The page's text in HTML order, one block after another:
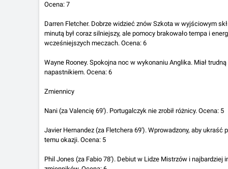
Ocena: 7
Darren Fletcher. Dobrze widzieć znów Szkota w wyjściowym
minutą był coraz silniejszy, ale pomocy brakowało tempa i
wcześniejszych meczach. Ocena: 6
Wayne Rooney. Spokojna noc w wykonaniu Anglika. Miał
napastnikiem. Ocena: 6
Zmiennicy
Nani (za Valencię 69'). Portugalczyk nie zrobił różnicy. Ocena: 5
Javier Hernandez (za Fletchera 69'). Wprowadzony, aby ukraść
temu okazji. Ocena: 5
Phil Jones (za Fabio 78'). Debiut w Lidze Mistrzów i najbardziej